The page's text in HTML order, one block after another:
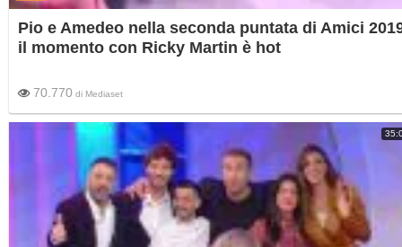
Pio e Amedeo nella seconda puntata di Amici
il momento con Ricky Martin è hot
70.770 di Mediaset